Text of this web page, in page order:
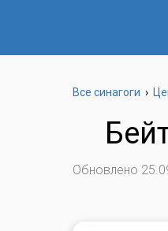
Все синагоги ›
Обновлено